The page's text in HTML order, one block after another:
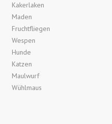
Kakerlaken
Maden
Fruchtfliegen
Wespen
Hunde
Katzen
Maulwurf
Wühlmaus